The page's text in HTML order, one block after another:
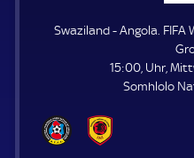
Swaziland - Angola.
15:00, Uhr,
Somhlolo